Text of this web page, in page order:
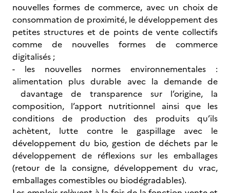
nouvelles formes de commerce, avec un choix de
consommation de proximité, le développement des
petites structures et de points de vente collectifs
comme de nouvelles formes de commerce
digitalisés ;
- les nouvelles normes environnementales :
alimentation plus durable avec la demande de
davantage de transparence sur l’origine, la
composition, l’apport nutritionnel ainsi que les
conditions de production des produits qu’ils
achètent, lutte contre le gaspillage avec le
développement du bio, gestion de déchets par le
développement de réflexions sur les emballages
(retour de la consigne, développement du vrac,
emballages comestibles ou biodégradables).